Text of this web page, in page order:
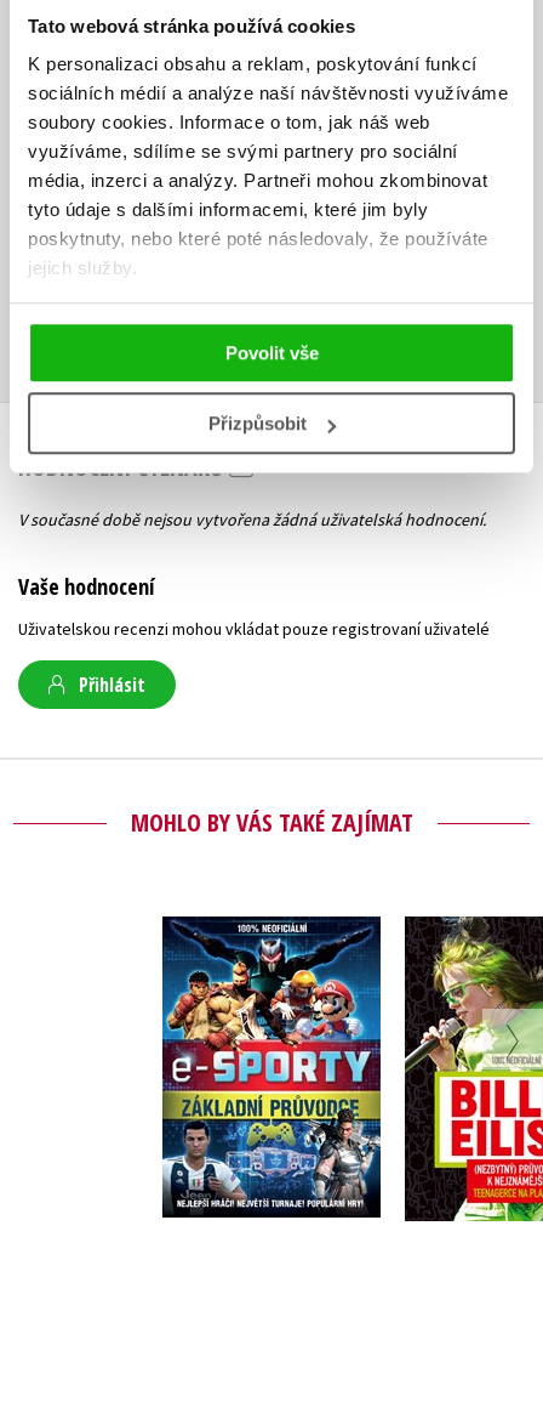
Tato webová stránka používá cookies
K personalizaci obsahu a reklam, poskytování funkcí
sociálních médií a analýze naší návštěvnosti využíváme
soubory cookies. Informace o tom, jak náš web
využíváme, sdílíme se svými partnery pro sociální
média, inzerci a analýzy. Partneři mohou zkombinovat
tyto údaje s dalšími informacemi, které jim byly
poskytnuty, nebo které poté následovaly, že používáte
jejich služby.
Povolit vše
Přizpůsobit
O autorovi:
Jiří Iskra působil jako certifikovaný školitel Microsoft Certified
Professional ve školícím středisku se zaměřením na produkty firem
Microsoft, Adobe a Corel. Nyní pracuje v oboru lokalizace softwaru ve
společnosti Moravia-IT. Technicky spolupracoval na řadě publikací z
oblasti Internetu, operačních systémů, správy sítí a tvorby webů.
Ke stažení
PDF Obsah.pdf
HODNOCENÍ ČTENÁŘŮ
V současné době nejsou vytvořena žádná uživatelská hodnocení.
Vaše hodnocení
Uživatelskou recenzi mohou vkládat pouze registrovaní uživatelé
Přihlásit
MOHLO BY VÁS TAKÉ ZAJÍMAT
E-sporty - 100%
neoficiální průvodce
Kolektiv
Do košíku
249 Kč
199 Kč
Billie
Do
75 Kč